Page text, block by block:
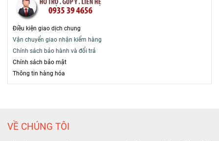
Điều kiện giao dịch chung
Vận chuyển giao nhận kiểm hàng
Chính sách bảo hành và đổi trả
Chính sách bảo mật
Thông tin hàng hóa
VỀ CHÚNG TÔI